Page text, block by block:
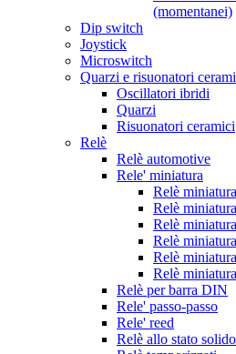
(momentanei)
Dip switch
Joystick
Microswitch
Quarzi e risuonatori
Oscillatori ibridi
Quarzi
Risuonatori ceramici
Relè
Relè automotive
Rele' miniatura
Relè
Relè
Relè
Relè
Relè
Relè
Relè per barra DIN
Rele' passo-passo
Rele' reed
Relè allo stato solido